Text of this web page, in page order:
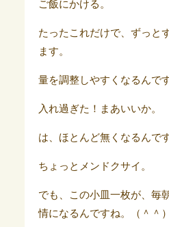
ご飯にかける。
たったこれだけで、ずっと
ます。
量を調整しやすくなるんです
入れ過ぎた！まあいいか。
は、ほとんど無くなるんで
ちょっとメンドクサイ。
でも、この小皿一枚が、毎
情になるんですね。（＾＾）